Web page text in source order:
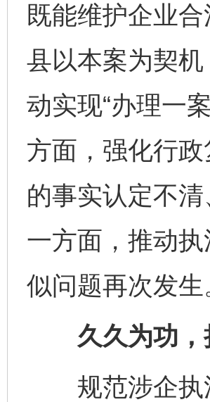
既能维护企业
县以本案为契
动实现“办理一
方面，强化行
的事实认定不
一方面，推动
似问题再次发生
久久为功，
规范涉企执